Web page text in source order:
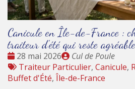
Canicule en Île-de-France :
traiteur d'été qui reste
Date
:
28 mai 2026
Publié
par
Cul de Poule
Tags
:
Traiteur Particulier, Canicule,
Buffet d'Été, Île-de-France